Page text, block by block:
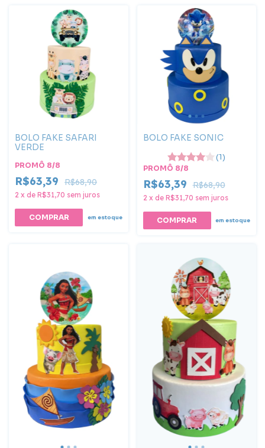
BOLO FAKE SAFARI
VERDE
PROMÔ 8/8
R$63,39 R$68,90
2 x de R$31,70 sem juros
em estoque
BOLO FAKE SONIC
(1)
PROMÔ 8/8
R$63,39 R$68,90
2 x de R$31,70 sem juros
em estoque